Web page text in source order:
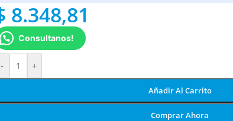
8.348,81
Consultanos!
- +
Añadir Al Carrito
Comprar Ahora